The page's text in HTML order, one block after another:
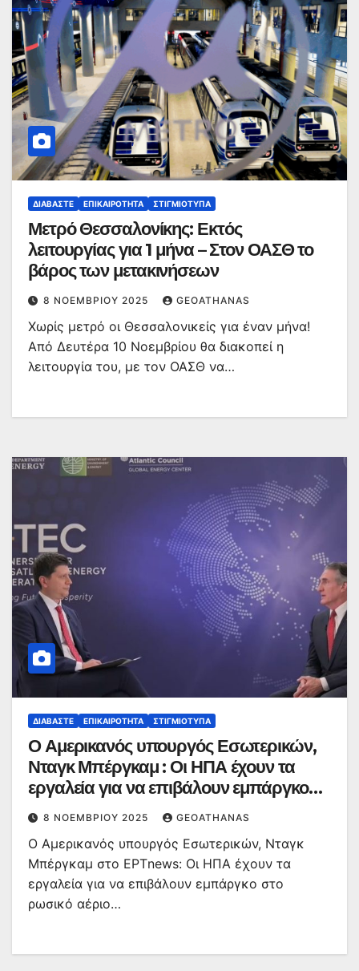
ΔΙΑΒΆΣΤΕ ΕΠΙΚΑΙΡΌΤΗΤΑ ΣΤΙΓΜΙΌΤΥΠΑ
Μετρό Θεσσαλονίκης: Εκτός
λειτουργίας για 1 μήνα – Στον ΟΑΣΘ το
βάρος των μετακινήσεων
8 ΝΟΕΜΒΡΊΟΥ 2025 GEOATHANAS
Χωρίς μετρό οι Θεσσαλονικείς για έναν μήνα!
Από Δευτέρα 10 Νοεμβρίου θα διακοπεί η
λειτουργία του, με τον ΟΑΣΘ να…
ΔΙΑΒΆΣΤΕ ΕΠΙΚΑΙΡΌΤΗΤΑ ΣΤΙΓΜΙΌΤΥΠΑ
Ο Αμερικανός υπουργός Εσωτερικών,
Νταγκ Μπέργκαμ : Οι ΗΠΑ έχουν τα
εργαλεία για να επιβάλουν εμπάργκο
στο ρωσικό αέριο
8 ΝΟΕΜΒΡΊΟΥ 2025 GEOATHANAS
Ο Αμερικανός υπουργός Εσωτερικών, Νταγκ
Μπέργκαμ στο ΕΡΤnews: Οι ΗΠΑ έχουν τα
εργαλεία για να επιβάλουν εμπάργκο στο
ρωσικό αέριο…